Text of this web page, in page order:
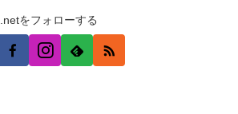
をフォローする